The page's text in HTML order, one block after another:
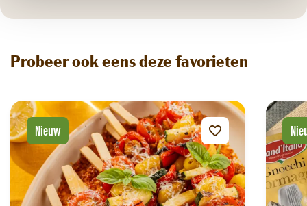
Probeer ook eens deze favorieten
Nieuw